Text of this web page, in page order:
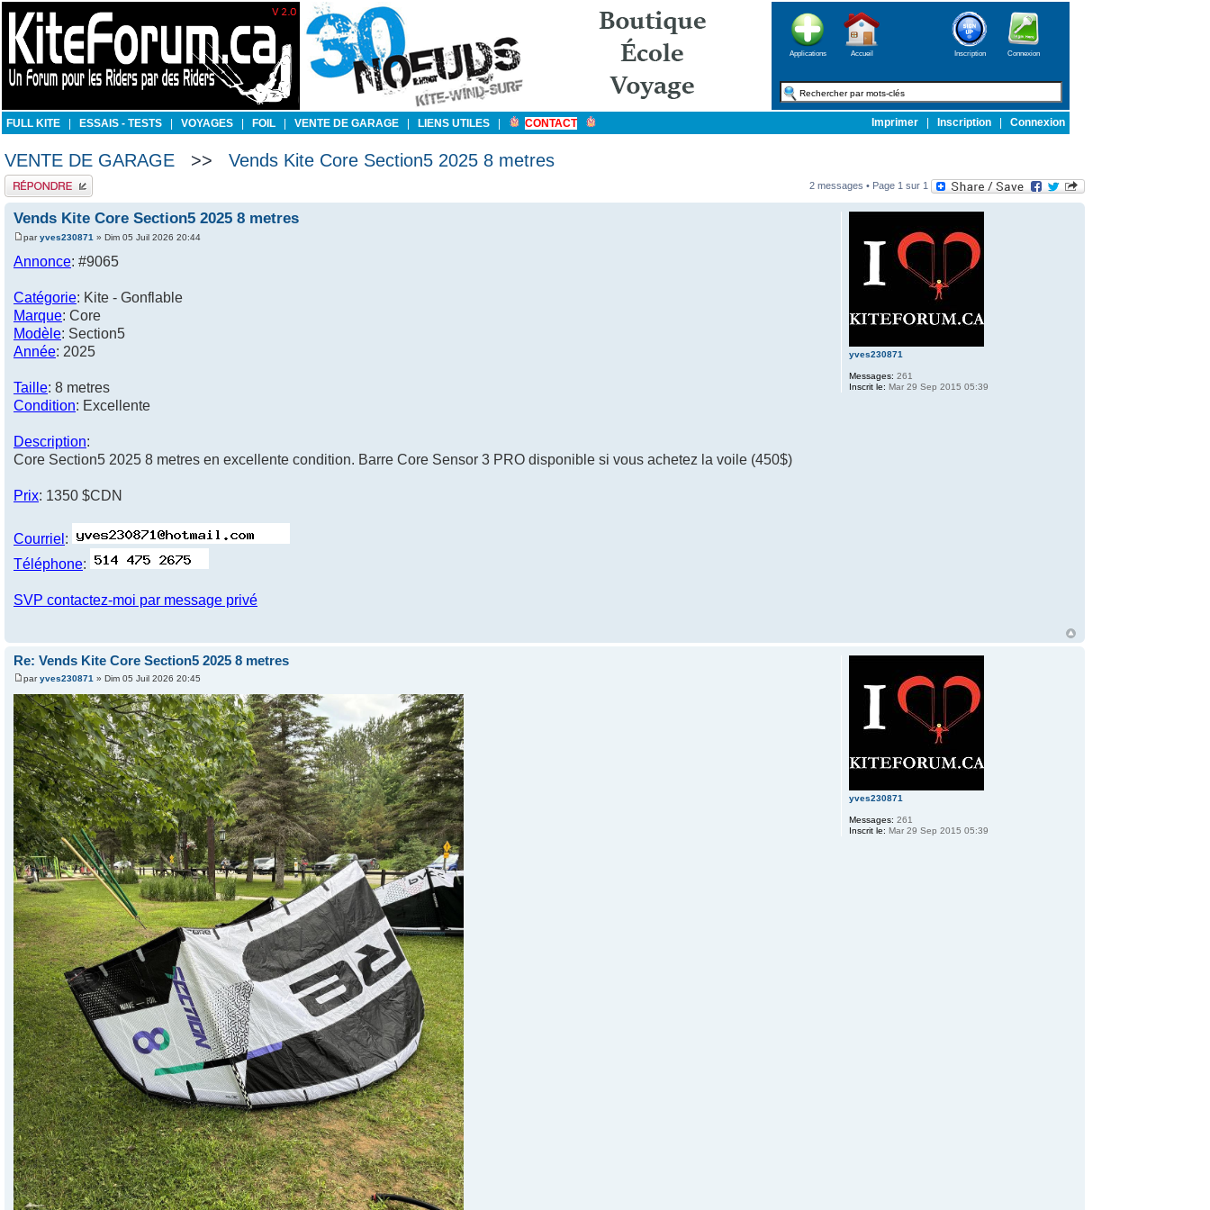
Applications Accueil Inscription Connexion
FULL KITE ESSAIS - TESTS VOYAGES FOIL VENTE DE GARAGE LIENS UTILES CONTACT Imprimer Inscription Connexion
VENTE DE GARAGE >> Vends Kite Core Section5 2025 8 metres
Publier une réponse 2 messages • Page 1 sur 1
Vends Kite Core Section5 2025 8 metres
paryves230871 » Dim 05 Juil 2026 20:44
Annonce: #9065
Catégorie: Kite - Gonflable
Marque: Core
Modèle: Section5
Année: 2025
Taille: 8 metres
Condition: Excellente
Description:
Core Section5 2025 8 metres en excellente condition. Barre Core Sensor 3 PRO disponible si vous achetez la voile (450$)
Prix: 1350 $CDN
Courriel:
Téléphone:
SVP contactez-moi par message privé
yves230871
Messages: 261
Inscrit le: Mar 29 Sep 2015 05:39
Re: Vends Kite Core Section5 2025 8 metres
paryves230871 » Dim 05 Juil 2026 20:45
yves230871
Messages: 261
Inscrit le: Mar 29 Sep 2015 05:39